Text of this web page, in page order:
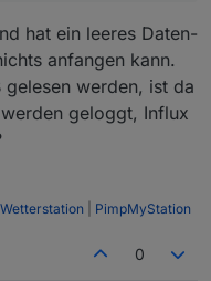
hat ein leeres Daten-
anfangen kann.
werden, ist da
geloggt, Influx
PimpMyStation
0